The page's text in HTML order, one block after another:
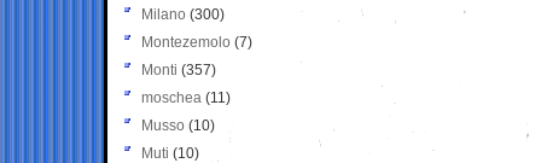
Milano (300)
Montezemolo (7)
Monti (357)
moschea (11)
Musso (10)
Muti (10)